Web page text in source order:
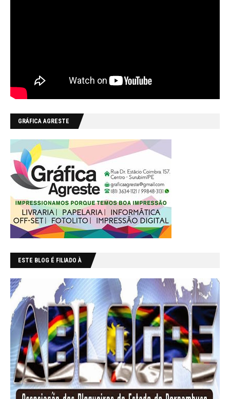
GRÁFICA AGRESTE
ESTE BLOG É FILIADO À